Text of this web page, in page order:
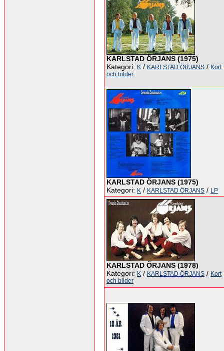
KARLSTAD ÖRJANS (1975)
Kategori: K / KARLSTAD ÖRJANS / Kort
och bilder
KARLSTAD ÖRJANS (1975)
Kategori: K / KARLSTAD ÖRJANS / LP
KARLSTAD ÖRJANS (1978)
Kategori: K / KARLSTAD ÖRJANS / Kort
och bilder